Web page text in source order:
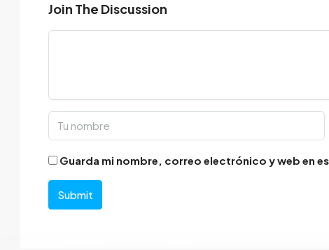
Join The Discussion
Guarda mi nombre, correo electrónico y web en
Submit